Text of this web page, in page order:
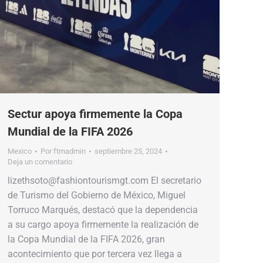
Sectur apoya firmemente la Copa
Mundial de la FIFA 2026
Mexico Por ftmadmin
septiembre 25, 2024
Deja un comentario
lizethsoto@fashiontourismgt.com El secretario
de Turismo del Gobierno de México, Miguel
Torruco Marqués, destacó que la dependencia
a su cargo apoya firmemente la realización de
la Copa Mundial de la FIFA 2026, gran
acontecimiento que por tercera vez llega a